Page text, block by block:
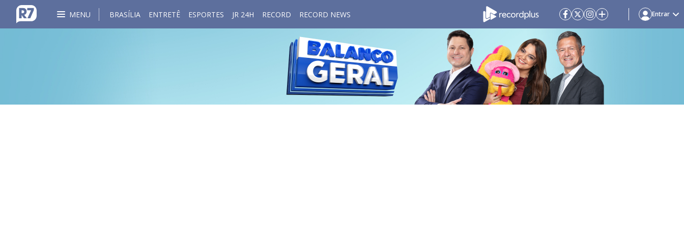
MENU BRASÍLIA ENTRETÊ ESPORTES JR 24H RECORD RECORD NEWS Entrar